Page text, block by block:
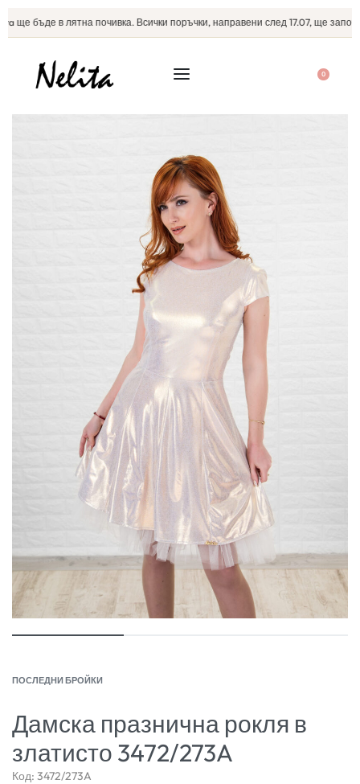
бъде в лятна почивка. Всички поръчки, направени след 17.07, ще
0
ПОСЛЕДНИ БРОЙКИ
Дамска празнична рокля в
златисто 3472/273A
Код: 3472/273A